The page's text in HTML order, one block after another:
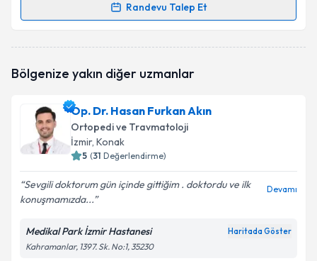
Randevu Talep Et
Randevu Takvimi Talebi
oluşturun. Size bu uzmandan randevu almanız için bir
E-posta Adresiniz
Kişisel verilerimin işlenmesine ilişkinAydınlatma
Metni'ni okudum ve kişisel verilerimin belirtilen
Bölgenize yakın diğer uzmanlar
Op. Dr. Hasan Furkan Akın
Ortopedi ve Travmatoloji
İzmir, Konak
5 (31 Değerlendirme)
Sevgili doktorum gün içinde gittiğim . doktordu ve ilk
konuşmamızda...
Devamı
Medikal Park İzmir Hastanesi Haritada Göster
Kahramanlar, 1397. Sk. No:1, 35230